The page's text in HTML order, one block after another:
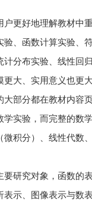
更好地理解教材中
、函数计算实验、
分布实验、线性回
大、实用意义也更
部分都在教材内容
实验，而完整的数
积分）、线性代数
研究对象，函数的
示、图像表示与数